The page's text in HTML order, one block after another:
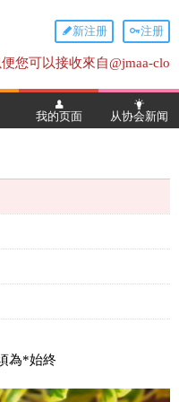
注册
新注册
您可以接收來自@jmaa-clo
我的页面 从协会新闻
為*始終